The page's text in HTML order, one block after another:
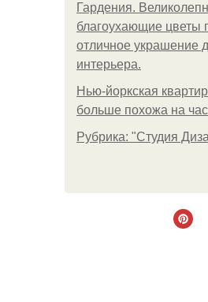
Гардения.
благоухающие цветы
отличное украшение
интерьера.
Нью-йоркская
больше похожа на
Рубрика: "Студия